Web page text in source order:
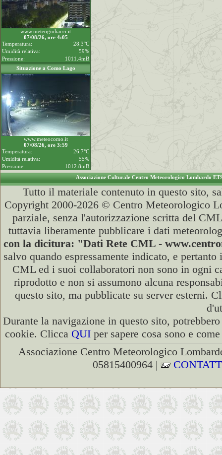
www.meteogiuliacci.it
07/08/26, ore 4:05
Temperatura:
28.3°C
Umidità relativa:
59%
Pressione:
1011.4mB
Situazione a Como Lago
www.meteocomo.it
07/08/26, ore 3:59
Temperatura:
26.7°C
Umidità relativa:
55%
Pressione:
1012.8mB
Associazione Culturale Centro Meteorologico Lombardo
Tutto il materiale contenuto in questo sito,
Copyright 2000-2026 © Centro Meteorologico
parziale, senza l'autorizzazione scritta del
tuttavia liberamente pubblicare i dati
con la dicitura: "Dati Rete CML -
salvo quando espressamente indicato, e
CML ed i suoi collaboratori non sono in ogni
riprodotto e non si assumono alcuna
questo sito, ma pubblicate su server esterni.
Durante la navigazione in questo sito,
cookie. Clicca QUI per sapere cosa sono e
Associazione Centro Meteorologico
05815400964 |